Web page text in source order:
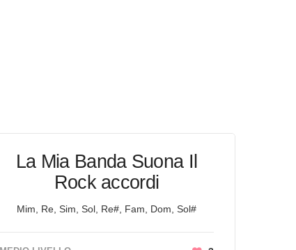
La Mia Banda Suona Il
Rock accordi
Mim, Re, Sim, Sol, Re#, Fam, Dom, Sol#